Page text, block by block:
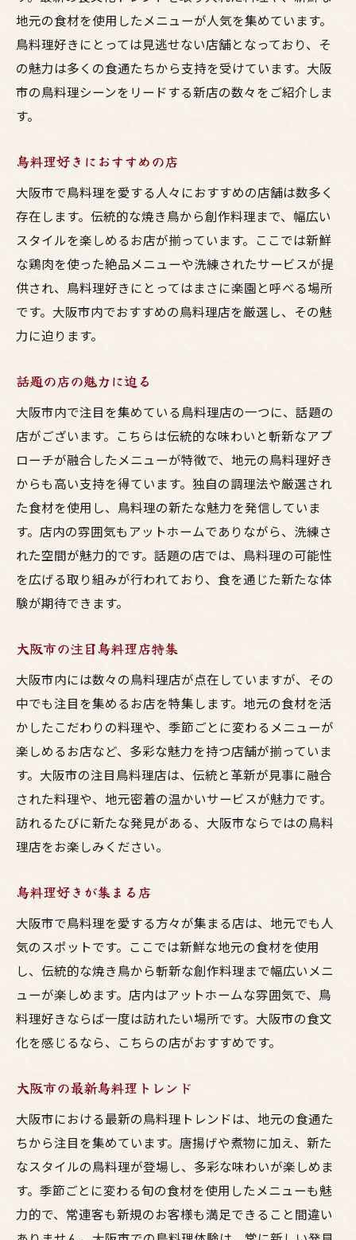
地元の食材を使用したメニューが人気を集めています。
鳥料理好きにとっては見逃せない店舗となっており、そ
の魅力は多くの食通たちから支持を受けています。大阪
市の鳥料理シーンをリードする新店の数々をご紹介しま
す。
鳥料理好きにおすすめの店
大阪市で鳥料理を愛する人々におすすめの店舗は数多く
存在します。伝統的な焼き鳥から創作料理まで、幅広い
スタイルを楽しめるお店が揃っています。ここでは新鮮
な鶏肉を使った絶品メニューや洗練されたサービスが提
供され、鳥料理好きにとってはまさに楽園と呼べる場所
です。大阪市内でおすすめの鳥料理店を厳選し、その魅
力に迫ります。
話題の店の魅力に迫る
大阪市内で注目を集めている鳥料理店の一つに、話題の
店がございます。こちらは伝統的な味わいと斬新なアプ
ローチが融合したメニューが特徴で、地元の鳥料理好き
からも高い支持を得ています。独自の調理法や厳選され
た食材を使用し、鳥料理の新たな魅力を発信していま
す。店内の雰囲気もアットホームでありながら、洗練さ
れた空間が魅力的です。話題の店では、鳥料理の可能性
を広げる取り組みが行われており、食を通じた新たな体
験が期待できます。
大阪市の注目鳥料理店特集
大阪市内には数々の鳥料理店が点在していますが、その
中でも注目を集めるお店を特集します。地元の食材を活
かしたこだわりの料理や、季節ごとに変わるメニューが
楽しめるお店など、多彩な魅力を持つ店舗が揃っていま
す。大阪市の注目鳥料理店は、伝統と革新が見事に融合
された料理や、地元密着の温かいサービスが魅力です。
訪れるたびに新たな発見がある、大阪市ならではの鳥料
理店をお楽しみください。
鳥料理好きが集まる店
大阪市で鳥料理を愛する方々が集まる店は、地元でも人
気のスポットです。ここでは新鮮な地元の食材を使用
し、伝統的な焼き鳥から斬新な創作料理まで幅広いメニ
ューが楽しめます。店内はアットホームな雰囲気で、鳥
料理好きならば一度は訪れたい場所です。大阪市の食文
化を感じるなら、こちらの店がおすすめです。
大阪市の最新鳥料理トレンド
大阪市における最新の鳥料理トレンドは、地元の食通た
ちから注目を集めています。唐揚げや煮物に加え、新た
なスタイルの鳥料理が登場し、多彩な味わいが楽しめま
す。季節ごとに変わる旬の食材を使用したメニューも魅
力的で、常連客も新規のお客様も満足できること間違い